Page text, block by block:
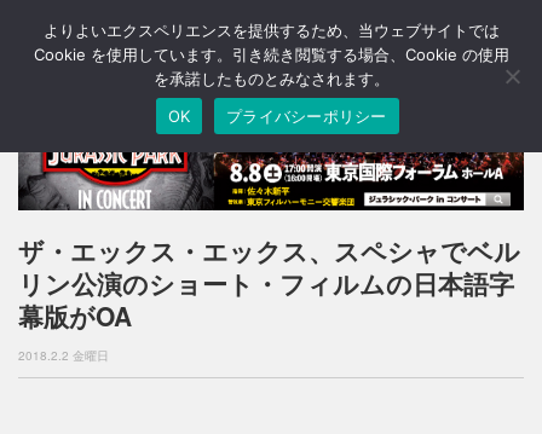
T
o
n
a
v
g
a
n
ザ・エックス・エックス、スペシャでベル
リン公演のショート・フィルムの日本語字
幕版がOA
2018.2.2 金曜日
よりよいエクスペリエンスを提供するため、当ウェブサイトでは
Cookie を使用しています。引き続き閲覧する場合、Cookie の使用
を承諾したものとみなされます。
OK
プライバシーポリシー